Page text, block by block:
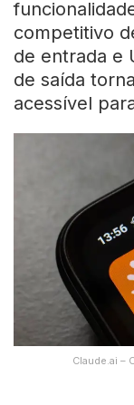
competitivo
de entrada e
de saída
acessível
Claude.ai –